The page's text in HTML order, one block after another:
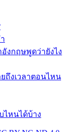
งกฤษพูดว่ายังไง
ยถึงเวลาตอนไหน
ไหนได้บ้าง